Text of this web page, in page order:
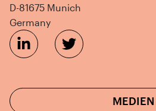
D-81675 Munich
Germany
MEDIEN